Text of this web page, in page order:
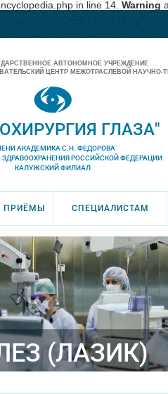
in line 14. Warning
АВТОНОМНОЕ УЧРЕЖДЕНИЕ
ЦЕНТР МЕЖОТРАСЛЕВОЙ НАУЧНО-
ГЛАЗА"
АКАДЕМИКА С.Н. ФЕДОРОВА
РОССИЙСКОЙ ФЕДЕРАЦИИ
КАЛУЖСКИЙ ФИЛИАЛ
ПРИЁМЫ СПЕЦИАЛИСТАМ
(ЛАЗИК)